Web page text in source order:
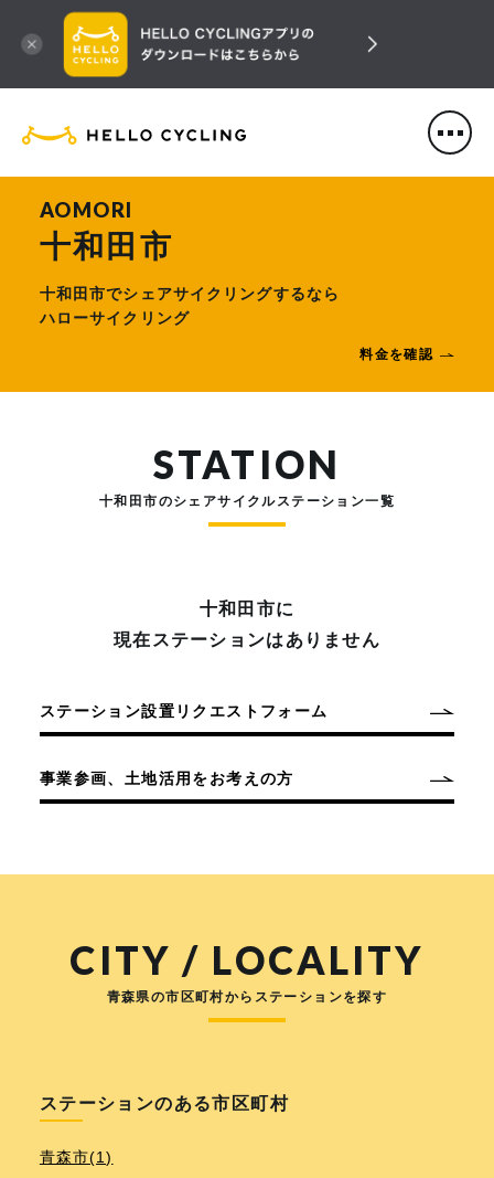
HELLO CYCLING（ハローサ
AOMORI
十和田市
十和田市でシェアサイクリングするなら
ハローサイクリング
料金を確認
STATION
十和田市のシェアサイクルステーション一覧
十和田市に
現在ステーションはありません
ステーション設置リクエストフォーム
事業参画、土地活用をお考えの方
CITY / LOCALITY
青森県の市区町村からステーションを探す
ステーションのある市区町村
青森市(1)